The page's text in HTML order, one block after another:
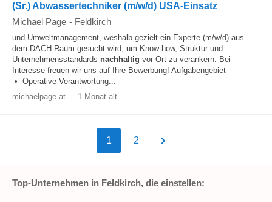
(Sr.) Abwassertechniker (m/w/d) USA-Einsatz
Michael Page - Feldkirch
und Umweltmanagement, weshalb gezielt ein Experte (m/w/d) aus
dem DACH-Raum gesucht wird, um Know-how, Struktur und
Unternehmensstandards nachhaltig vor Ort zu verankern. Bei
Interesse freuen wir uns auf Ihre Bewerbung! Aufgabengebiet
• Operative Verantwortung...
michaelpage.at - 1 Monat alt
1 2
Top-Unternehmen in Feldkirch, die einstellen: